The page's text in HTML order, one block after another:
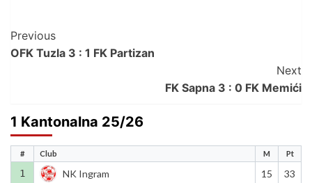
Post
Navigation
Previous
OFK Tuzla 3 : 1 FK Partizan
Next
FK Sapna 3 : 0 FK Memići
1 Kantonalna 25/26
# Club M Pt
1 NK Ingram 15 33